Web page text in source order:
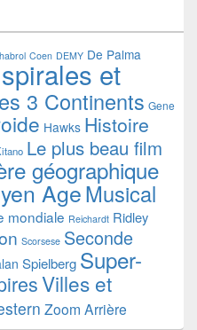
Coen DEMY De Palma
et
3 Continents Gene
Hawks Histoire
Le plus beau film
géographique
AgeMusical
mondiale Reichardt Ridley
Scorsese Seconde
Spielberg Super-
Villes et
Zoom Arrière